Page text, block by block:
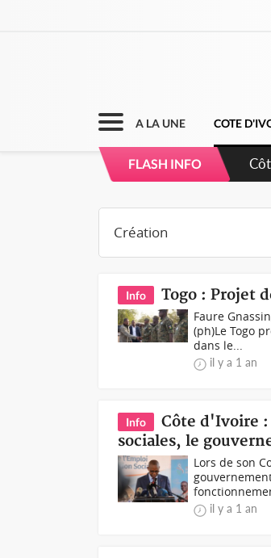
A LA UNE COTE
FLASH INFO
Info Togo : Projet
Faure
(ph)Le Togo
dans le...
il y a 1 an
Info
Côte d'Ivoire
sociales, le
Lors de son
il y a 1 an